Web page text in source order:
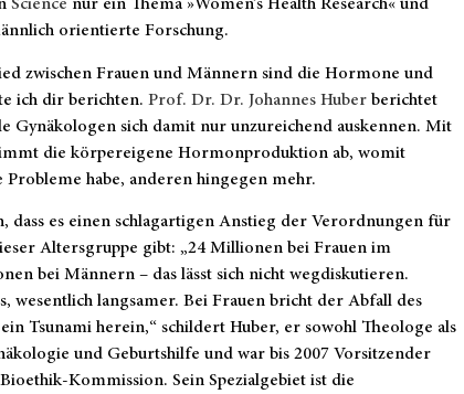
Science nur ein Thema »Women’s Health Research« und
orientierte Forschung.
zwischen Frauen und Männern sind die Hormone und
ich dir berichten. Prof. Dr. Dr. Johannes Huber berichtet
Gynäkologen sich damit nur unzureichend auskennen. Mit
die körpereigene Hormonproduktion ab, womit
Probleme habe, anderen hingegen mehr.
dass es einen schlagartigen Anstieg der Verordnungen für
Altersgruppe gibt: „24 Millionen bei Frauen im
bei Männern – das lässt sich nicht wegdiskutieren.
wesentlich langsamer. Bei Frauen bricht der Abfall des
Tsunami herein,“ schildert Huber, er sowohl Theologe als
und Geburtshilfe und war bis 2007 Vorsitzender
Kommission. Sein Spezialgebiet ist die